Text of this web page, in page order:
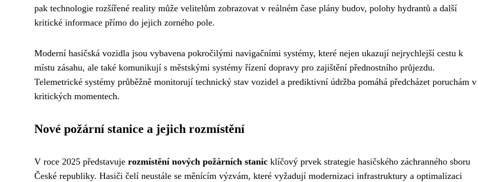
pak technologie rozšířené reality může velitelům zobrazovat v reálném čase plány budov, polohy hydrantů a další
kritické informace přímo do jejich zorného pole.
Moderní hasičská vozidla jsou vybavena pokročilými navigačními systémy, které nejen ukazují nejrychlejší cestu k
místu zásahu, ale také komunikují s městskými systémy řízení dopravy pro zajištění přednostního průjezdu.
Telemetrické systémy průběžně monitorují technický stav vozidel a prediktivní údržba pomáhá předcházet poruchám v
kritických momentech.
Nové požární stanice a jejich rozmístění
V roce 2025 představuje rozmístění nových požárních stanic klíčový prvek strategie hasičského záchranného sboru
České republiky. Hasiči čelí neustále se měnícím výzvám, které vyžadují modernizaci infrastruktury a optimalizaci